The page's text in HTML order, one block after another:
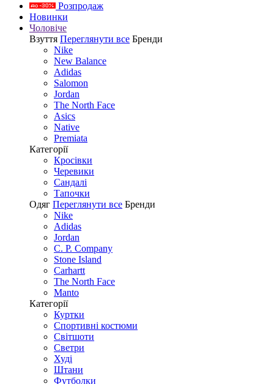
Розпродаж
Новинки
Чоловіче
Взуття Переглянути все Бренди
Nike
New Balance
Adidas
Salomon
Jordan
The North Face
Asics
Native
Premiata
Категорії
Кросівки
Черевики
Сандалі
Tапочки
Одяг Переглянути все Бренди
Nike
Adidas
Jordan
C. P. Company
Stone Island
Carhartt
The North Face
Manto
Категорії
Куртки
Спортивні костюми
Світшоти
Светри
Худі
Штани
Футболки